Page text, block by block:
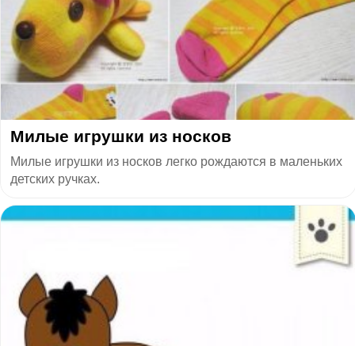
Милые игрушки из носков
Милые игрушки из носков легко рождаются в маленьких
детских ручках.